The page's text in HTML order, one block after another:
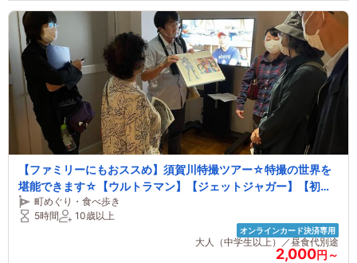
【ファミリーにもおススめ】須賀川特撮ツアー☆特撮の世界を
堪能できます☆【ウルトラマン】【ジェットジャガー】【初代
ゴジラ】【シンゴジラ】【戦艦大和】【巨神兵】【円谷英二監
督】【庵野秀明監督】
町めぐり・食べ歩き
5時間
10歳以上
オンラインカード決済専用
大人（中学生以上）／昼食代別途
2,000円～